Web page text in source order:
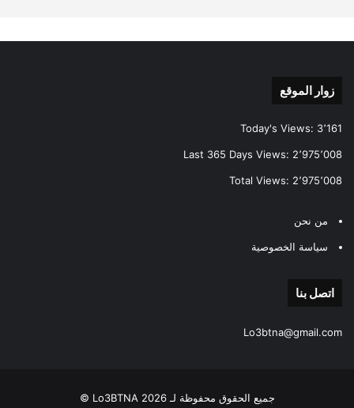
زوار الموقع
Today's Views: 3٬161
Last 365 Days Views: 2٬975٬008
Total Views: 2٬975٬008
من نحن
سياسة الخصوصية
اتصل بنا
Lo3btna@gmail.com
جميع الحقوق محفوظة لـ Lo3BTNA 2026 ©